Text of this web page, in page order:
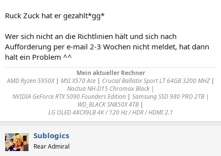
Ruck Zuck hat er gezahlt*gg*
Wer sich nicht an die Richtlinien hält und sich nach
Aufforderung per e-mail 2-3 Wochen nicht meldet, hat dann
halt ein Problem ^^
Mein aktueller Rechner
AMD Ryzen 5950X| MSI X570 Ace| Crucial Ballistix Sport LT 64GB 3200 MHZ|
Noctua NH-D15 Chromax Black |
NVIDIA GeForce RTX 5090 Founders Edition| Samsung SSD 980 PRO 2TB |
WD_BLACK SN850X 4TB |
LG OLED 48CX9LB 4K / 120 Hz / HDR / HDMI 2.1
Sublogics
Rear Admiral